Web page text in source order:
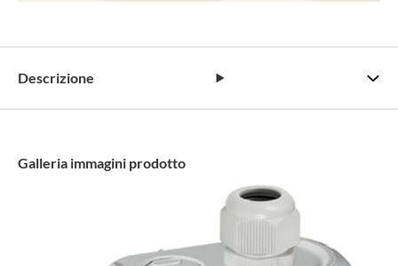
Descrizione
Galleria immagini prodotto